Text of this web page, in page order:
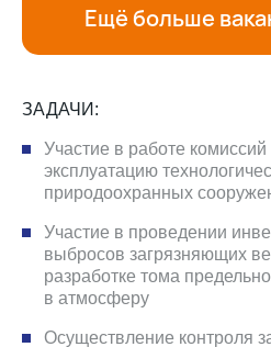
ЗАДАЧИ:
Участие в работе
эксплуатацию
природоохранных
Участие в проведении
выбросов загрязняющих
разработке тома
в атмосферу
Осуществление контроля
Ещё больше